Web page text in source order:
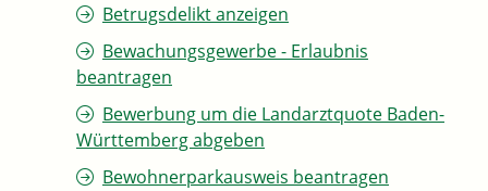
Betrugsdelikt anzeigen
Bewachungsgewerbe - Erlaubnis
beantragen
Bewerbung um die Landarztquote Baden-
Württemberg abgeben
Bewohnerparkausweis beantragen